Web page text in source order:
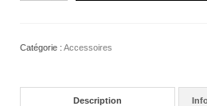
Catégorie : Accessoires
Description